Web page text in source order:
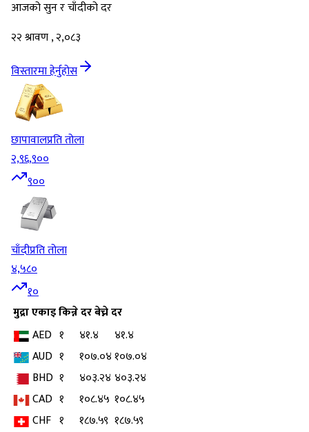
आजको सुन र चाँदीको दर
२२ श्रावण , २,०८३
विस्तारमा हेर्नुहोस
छापावालप्रति तोला
२,९६,९००
९००
चाँदीप्रति तोला
४,५८०
१०
मुद्राएकाइकिन्ने दरबेच्ने दर
AED १ ४१.४
४१.४
AUD १ १०७.०४१०७.०४
BHD १ ४०३.२४ ४०३.२४
CAD १ १०८.४५ १०८.४५
CHF १ १८७.५९ १८७.५९